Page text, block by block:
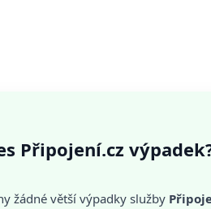
Připojení.cz
žádné větší výpadky služby